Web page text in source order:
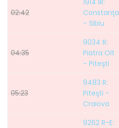
02:42
1914 IR:
Constanţa
- Sibiu
04:35
9034 R:
Piatra Olt
- Piteşti
05:23
9483 R:
Piteşti -
Craiova
9262 R-E: